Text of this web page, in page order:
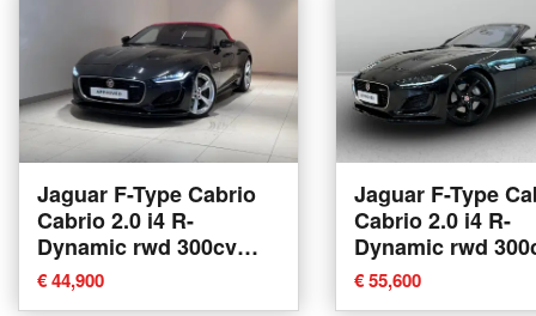
Jaguar F-Type Cabrio
Cabrio 2.0 i4 R-
Dynamic rwd 300cv
auto del 2022 usata a
Varese
€ 44,900
Jaguar F-Type
Cabrio 2.0 i4 R-
Dynamic rwd
auto del 2023
Varese
€ 55,600